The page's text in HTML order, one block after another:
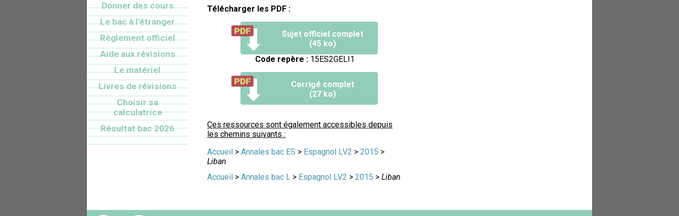
Télécharger les PDF :
Sujet officiel complet
(45 ko)
Code repère :15ES2GELI1
Corrigé complet
(27 ko)
Ces ressources sont également accessibles depuis
les chemins suivants :
Accueil > Annales bac ES > Espagnol LV2 > 2015 >
Liban
Accueil > Annales bac L > Espagnol LV2 > 2015 > Liban
Donner des cours
Le bac à l'étranger
Règlement officiel
Aide aux révisions
Le matériel
Livres de révisions
Choisir sa
calculatrice
Résultat bac 2026